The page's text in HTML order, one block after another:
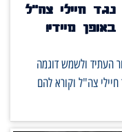
חיילי צה"ל
מיידי!
העתיד ולשמש דוגמה
צה"ל וקורא להם